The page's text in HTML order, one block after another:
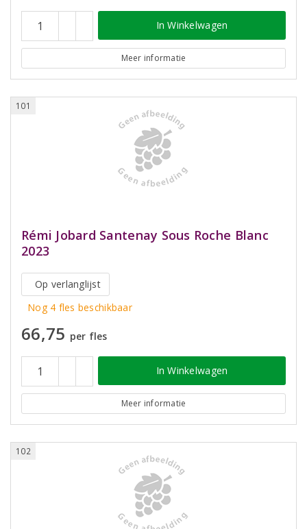
In Winkelwagen
Meer informatie
101
Rémi Jobard Santenay Sous Roche Blanc
2023
Op verlanglijst
Nog 4 fles beschikbaar
66,75 per fles
In Winkelwagen
Meer informatie
102